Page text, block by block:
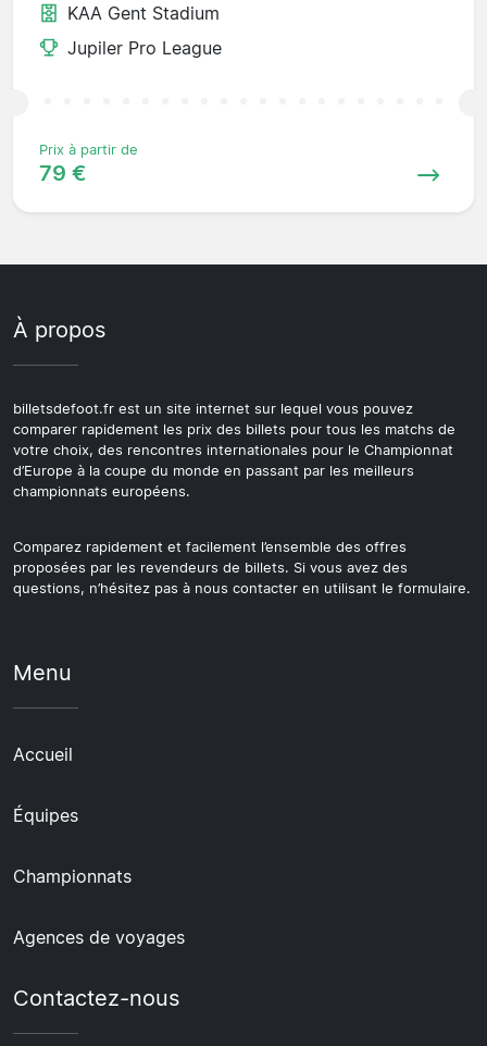
KAA Gent Stadium
Jupiler Pro League
Prix à partir de
79 €
À propos
billetsdefoot.fr est un site internet sur lequel vous pouvez
comparer rapidement les prix des billets pour tous les matchs de
votre choix, des rencontres internationales pour le Championnat
d’Europe à la coupe du monde en passant par les meilleurs
championnats européens.
Comparez rapidement et facilement l’ensemble des offres
proposées par les revendeurs de billets. Si vous avez des
questions, n’hésitez pas à nous contacter en utilisant le formulaire.
Menu
Accueil
Équipes
Championnats
Agences de voyages
Contactez-nous